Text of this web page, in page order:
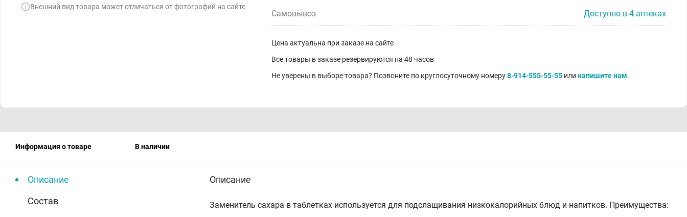
Внешний вид товара может отличаться от фотографий на сайте
Самовывоз Доступно в 4 аптеках
Цена актуальна при заказе на сайте
Все товары в заказе резервируются на 48 часов
Не уверены в выборе товара? Позвоните по круглосуточному номеру8-914-555-55-55 или напишите нам.
Информация о товаре В наличии
Описание
Состав
Описание
Заменитель сахара в таблетках используется для подслащивания низкокалорийных блюд и напитков. Преимущества: